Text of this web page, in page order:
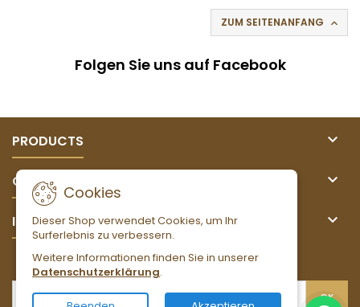
ZUM SEITENANFANG 
Folgen Sie uns auf Facebook
PRODUCTS 
OUR COMPANY 
IHR KONTO 
Cookies
Dieser Shop verwendet Cookies, um Ihr
Surferlebnis zu verbessern.
Weitere Informationen finden Sie in unserer
Datenschutzerklärung.
NEWSLETTER